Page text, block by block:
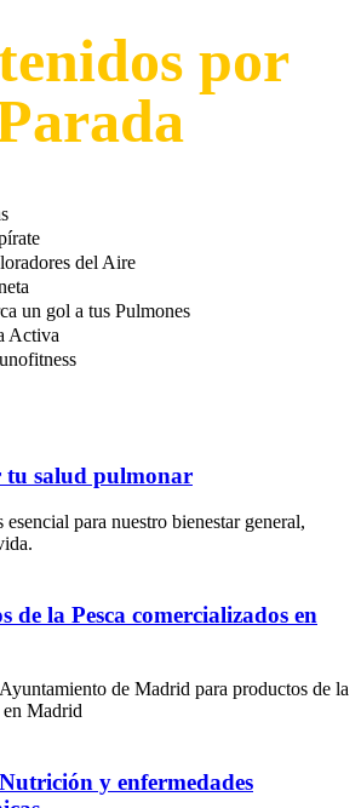
por
del Aire
un gol a tus Pulmones
Activa
salud pulmonar
para nuestro bienestar general,
de la Pesca comercializados en
de Madrid para productos de la
en Madrid
y enfermedades